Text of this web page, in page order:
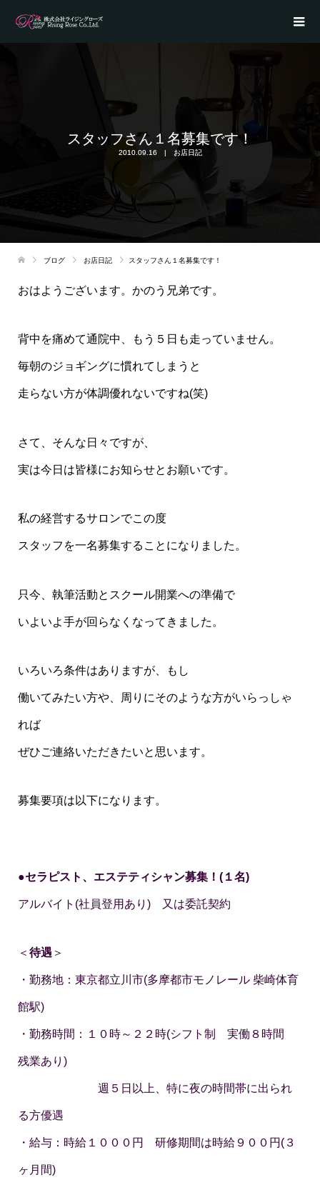
スタッフさん１名募集です！
2010.09.16 お店日記
ブログ お店日記 スタッフさん１名募集です！
おはようございます。かのう兄弟です。
背中を痛めて通院中、もう５日も走っていません。
毎朝のジョギングに慣れてしまうと
走らない方が体調優れないですね(笑)
さて、そんな日々ですが、
実は今日は皆様にお知らせとお願いです。
私の経営するサロンでこの度
スタッフを一名募集することになりました。
只今、執筆活動とスクール開業への準備で
いよいよ手が回らなくなってきました。
いろいろ条件はありますが、もし
働いてみたい方や、周りにそのような方がいらっしゃ
れば
ぜひご連絡いただきたいと思います。
募集要項は以下になります。
●セラピスト、エステティシャン募集！(１名)
アルバイト(社員登用あり) 又は委託契約
＜ 待遇 ＞
・勤務地：東京都立川市(多摩都市モノレール 柴崎体育
館駅)
・勤務時間：１０時～２２時(シフト制 実働８時間
残業あり)
週５日以上、特に夜の時間帯に出られ
る方優遇
・給与：時給１０００円 研修期間は時給９００円(３
ヶ月間)